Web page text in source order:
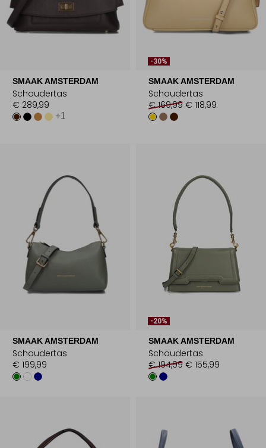
SMAAK AMSTERDAM
Schoudertas
€ 289,99
+1
-30%
SMAAK AMSTERDAM
Schoudertas
€ 169,99 € 118,99
SMAAK AMSTERDAM
Schoudertas
€ 199,99
-20%
SMAAK AMSTERDAM
Schoudertas
€ 194,99 € 155,99